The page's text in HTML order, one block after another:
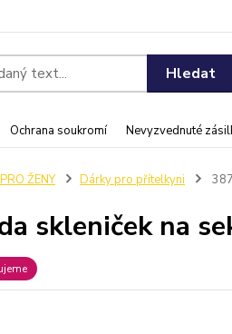
Ochrana soukromí Nevyzvednuté
Hledat
ŽENY Dárky pro přítelkyni
skleniček na